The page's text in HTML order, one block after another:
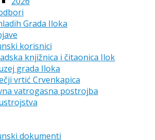
Grada Iloka
korisnici
knjižnica i čitaonica Ilok
grada Iloka
vrtić Crvenkapica
vatrogasna postrojba
dokumenti